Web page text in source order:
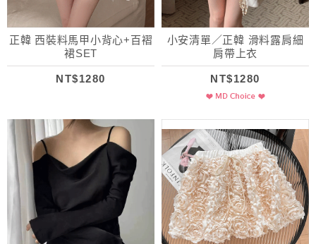
正韓 西裝料馬甲小背心+百褶
裙SET
NT$1280
小安清單／正韓 滑料露肩細
肩帶上衣
NT$1280